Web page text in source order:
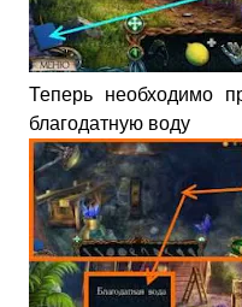
Теперь необходимо
благодатную воду